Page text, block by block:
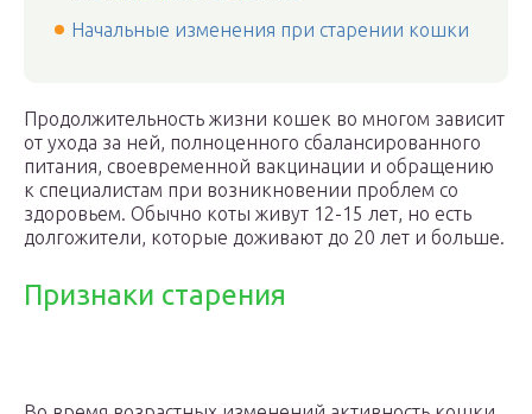
Начальные изменения при старении кошки
Продолжительность жизни кошек во многом зависит
от ухода за ней, полноценного сбалансированного
питания, своевременной вакцинации и обращению
к специалистам при возникновении проблем со
здоровьем. Обычно коты живут 12-15 лет, но есть
долгожители, которые доживают до 20 лет и больше.
Признаки старения